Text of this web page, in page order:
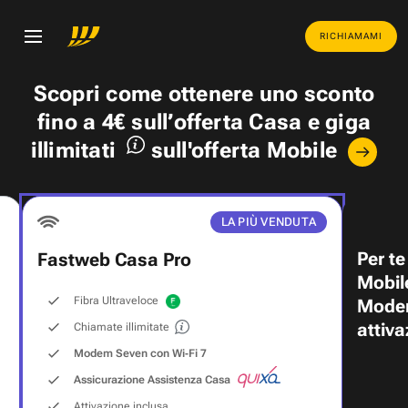
RICHIAMAMI
Scopri come ottenere uno sconto
fino a 4€ sull’offerta Casa egiga
illimitati
sull'offerta Mobile
LA PIÙ VENDUTA
Fastweb Casa Pro
Fibra Ultraveloce
Chiamate illimitate
Modem Seven con Wi‑Fi 7
Assicurazione Assistenza Casa
Per